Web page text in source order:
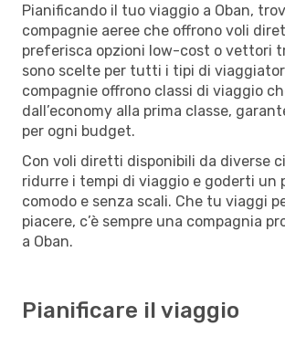
Pianificando il tuo viaggio a Oban,
compagnie aeree che offrono voli
preferisca opzioni low-cost o vettori
sono scelte per tutti i tipi di
compagnie offrono classi di viaggio
dall’economy alla prima classe,
per ogni budget.
Con voli diretti disponibili da diverse
ridurre i tempi di viaggio e goderti un
comodo e senza scali. Che tu viaggi
piacere, c’è sempre una compagnia
a Oban.
Pianificare il viaggio